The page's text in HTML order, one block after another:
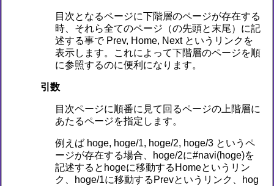
目次となるページに下階層のページが存在する
時、それら全てのページ（の先頭と末尾）に記
述する事で Prev, Home, Next というリンクを
表示します。これによって下階層のページを順
に参照するのに便利になります。
引数
目次ページに順番に見て回るページの上階層に
あたるページを指定します。
例えば hoge, hoge/1, hoge/2, hoge/3 というペ
ージが存在する場合、hoge/2に#navi(hoge)を
記述するとhogeに移動するHomeというリン
ク、hoge/1に移動するPrevというリンク、hog